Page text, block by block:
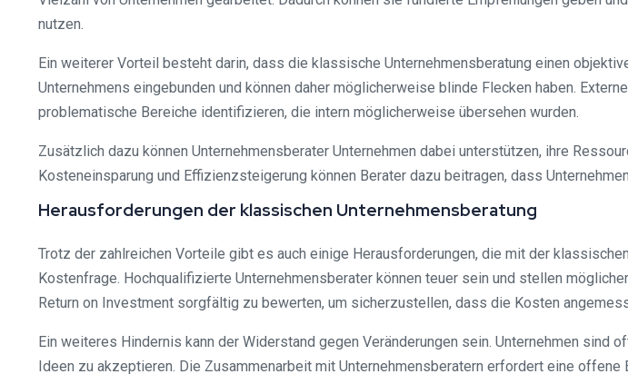
nutzen.
Ein weiterer Vorteil besteht darin, dass die klassische Unternehmensberatung einen
Unternehmens eingebunden und können daher möglicherweise blinde Flecken haben.
problematische Bereiche identifizieren, die intern möglicherweise übersehen wurden.
Zusätzlich dazu können Unternehmensberater Unternehmen dabei unterstützen, ihre
Kosteneinsparung und Effizienzsteigerung können Berater dazu beitragen, dass
Herausforderungen der klassischen Unternehmensberatung
Trotz der zahlreichen Vorteile gibt es auch einige Herausforderungen, die mit der
Kostenfrage. Hochqualifizierte Unternehmensberater können teuer sein und stellen
Return on Investment sorgfältig zu bewerten, um sicherzustellen, dass die Kosten
Ein weiteres Hindernis kann der Widerstand gegen Veränderungen sein. Unternehmen sind
Ideen zu akzeptieren. Die Zusammenarbeit mit Unternehmensberatern erfordert eine